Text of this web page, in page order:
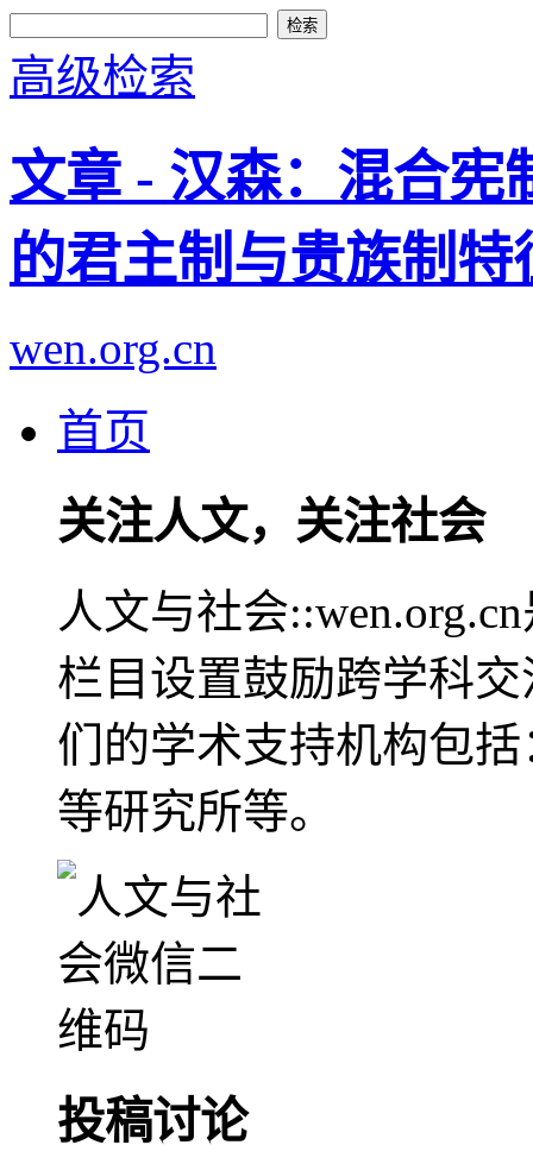
高级检索
文章 - 汉森：混合宪
的君主制与贵族制特
wen.org.cn
首页
关注人文，关注社会
人文与社会
栏目设置鼓励跨学科
们的学术支持机构包
等研究所等。
投稿讨论